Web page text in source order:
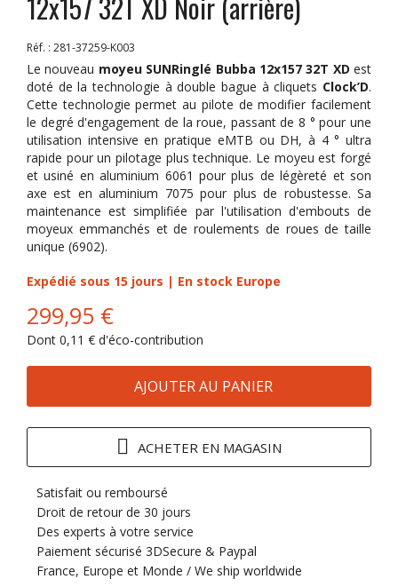
Réf. : 281-37259-K003
Le nouveau moyeu SUNRinglé Bubba 12x157 32T XD est
doté de la technologie à double bague à cliquets Clock’D.
Cette technologie permet au pilote de modifier facilement
le degré d'engagement de la roue, passant de 8 ° pour une
utilisation intensive en pratique eMTB ou DH, à 4 ° ultra
rapide pour un pilotage plus technique. Le moyeu est forgé
et usiné en aluminium 6061 pour plus de légèreté et son
axe est en aluminium 7075 pour plus de robustesse. Sa
maintenance est simplifiée par l'utilisation d'embouts de
moyeux emmanchés et de roulements de roues de taille
unique (6902).
Expédié sous 15 jours | En stock Europe
299,95 €
Dont 0,11 € d'éco-contribution
AJOUTER AU PANIER
ACHETER EN MAGASIN
Satisfait ou remboursé
Droit de retour de 30 jours
Des experts à votre service
Paiement sécurisé 3DSecure & Paypal
France, Europe et Monde / We ship worldwide